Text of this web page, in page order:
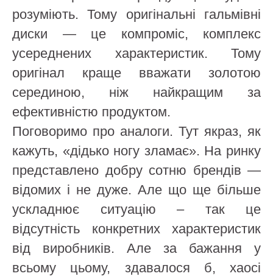
розуміють. Тому оригінальні гальмівні
диски — це компроміс, комплекс
усереднених характеристик. Тому
оригінал краще вважати золотою
серединою, ніж найкращим за
ефективністю продуктом.
Поговоримо про аналоги. Тут якраз, як
кажуть, «дідько ногу зламає». На ринку
представлено добру сотню брендів —
відомих і не дуже. Але що ще більше
ускладнює ситуацію – так це
відсутність конкретних характеристик
від виробників. Але за бажання у
всьому цьому, здавалося б, хаосі